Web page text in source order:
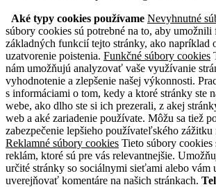
Aké typy cookies používame Nevyhnutné
súbory cookies sú potrebné na to, aby umožnili
základných funkcií tejto stránky, ako napríklad
uzatvorenie poistenia. Funkčné súbory cookies
nám umožňujú analyzovať vaše využívanie
vyhodnotenie a zlepšenie našej výkonnosti.
s informáciami o tom, kedy a ktoré stránky ste
webe, ako dlho ste si ich prezerali, z akej
web a aké zariadenie používate. Môžu sa tiež
zabezpečenie lepšieho používateľského zážitku
Reklamné súbory cookies Tieto súbory cookies
reklám, ktoré sú pre vás relevantnejšie.
určité stránky so sociálnymi sieťami alebo vám
uverejňovať komentáre na našich stránkach.